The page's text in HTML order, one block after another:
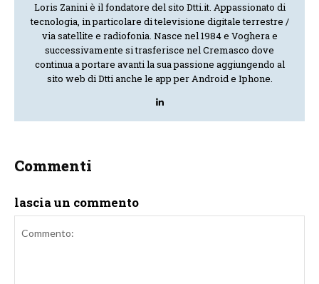
Loris Zanini è il fondatore del sito Dtti.it. Appassionato di
tecnologia, in particolare di televisione digitale terrestre /
via satellite e radiofonia. Nasce nel 1984 e Voghera e
successivamente si trasferisce nel Cremasco dove
continua a portare avanti la sua passione aggiungendo al
sito web di Dtti anche le app per Android e Iphone.
Commenti
lascia un commento